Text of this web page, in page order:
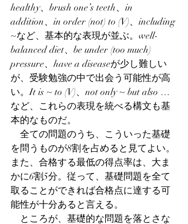
healthy、brush one’s teeth、in
addition、in order (not) to (V)、including
~など、基本的な表現が並ぶ。well-
balanced diet、be under (too much)
pressure、have a diseaseが少し難しい
が、受験勉強の中で出会う可能性が高
い。It is ~ to (V)、not only ~ but also …
など、これらの表現を統べる構文も基
本的なものだ。
全ての問題のうち、こういった基礎
を問うものが8割を占めると見てよい。
また、合格する最低の得点率は、大ま
かに6割5分。従って、基礎問題を全て
取ることができれば合格点に達する可
能性が十分あると言える。
ところが、基礎的な問題を落とさな